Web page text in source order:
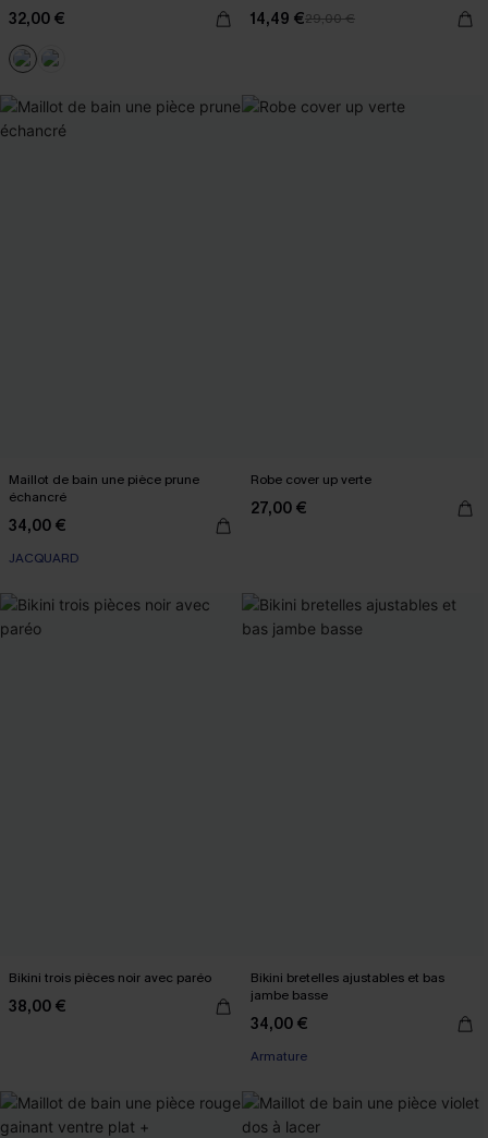
32,00 € 14,49 €29,00 €
Maillot de bain une pièce prune
échancré
34,00 €
JACQUARD
Robe cover up verte
27,00 €
Bikini trois pièces noir avec paréo
38,00 €
Bikini bretelles ajustables et bas
jambe basse
34,00 €
Armature